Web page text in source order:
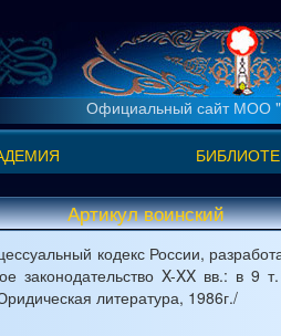
Официальный сайт МОО
Артикул воинский
кодекс России,
законодательство X-XX вв.: в 9
литература, 1986г./